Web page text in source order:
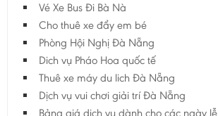
Lai Châu
Lạng Sơn
Long An
Nam Định
Nghệ An
Vé Xe Bus Đi Bà Nà
Cho thuê xe đẩy em bé
Phòng Hội Nghị Đà Nẵng
Dich vụ Pháo Hoa quốc tế
Thuê xe máy du lich Đà Nẵng
Dịch vụ vui chơi giải trí Đà Nẵng
Bảng giá dịch vụ dành cho các ngày lễ